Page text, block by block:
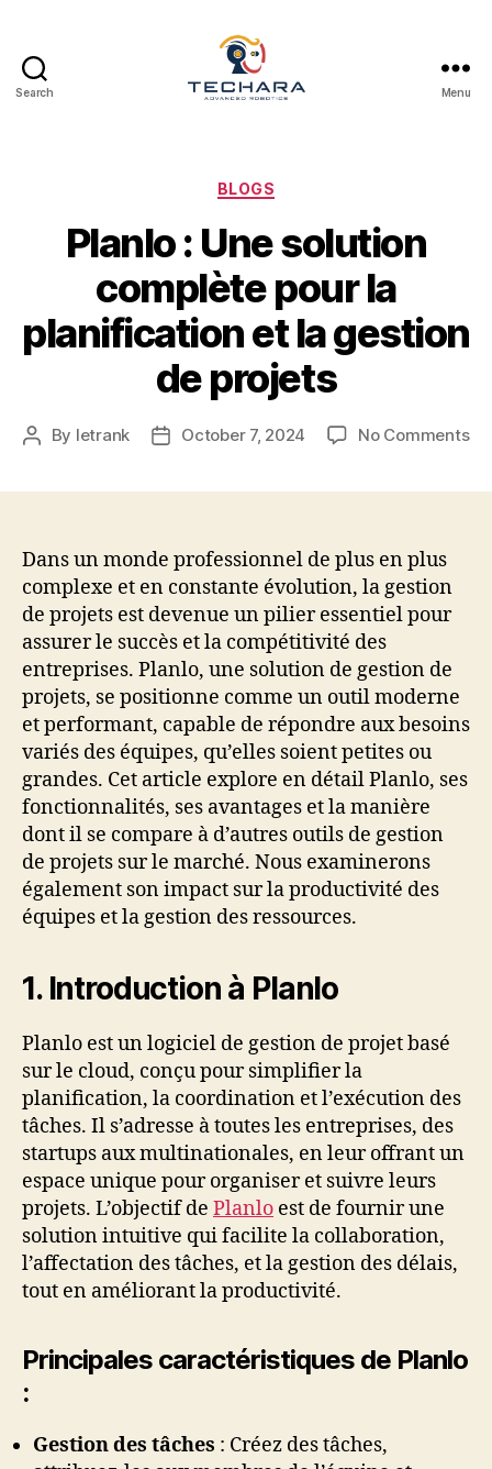
Search Menu
Categories
BLOGS
Planlo : Une solution
complète pour la
planification et la gestion
de projets
Post
By letrank
PostOctober 7, 2024 No Commentson
de
Dans un monde professionnel de plus en plus
complexe et en constante évolution, la gestion
de projets est devenue un pilier essentiel pour
assurer le succès et la compétitivité des
entreprises. Planlo, une solution de gestion de
projets, se positionne comme un outil moderne
et performant, capable de répondre aux besoins
variés des équipes, qu’elles soient petites ou
grandes. Cet article explore en détail Planlo, ses
fonctionnalités, ses avantages et la manière
dont il se compare à d’autres outils de gestion
de projets sur le marché. Nous examinerons
également son impact sur la productivité des
équipes et la gestion des ressources.
1. Introduction à Planlo
Planlo est un logiciel de gestion de projet basé
sur le cloud, conçu pour simplifier la
planification, la coordination et l’exécution des
tâches. Il s’adresse à toutes les entreprises, des
startups aux multinationales, en leur offrant un
espace unique pour organiser et suivre leurs
projets. L’objectif de Planlo est de fournir une
solution intuitive qui facilite la collaboration,
l’affectation des tâches, et la gestion des délais,
tout en améliorant la productivité.
Principales caractéristiques de Planlo
:
Gestion des tâches : Créez des tâches,